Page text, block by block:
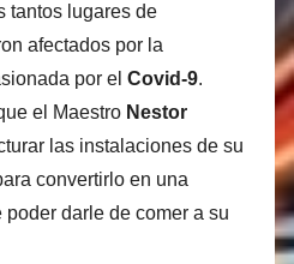
e
z
tantos lugares de
afectados por la
por el Covid-9.
el Maestro Nestor
las instalaciones de su
convertirlo en una
darle de comer a su